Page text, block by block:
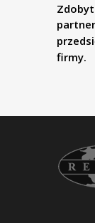
o
.
T
firmy.